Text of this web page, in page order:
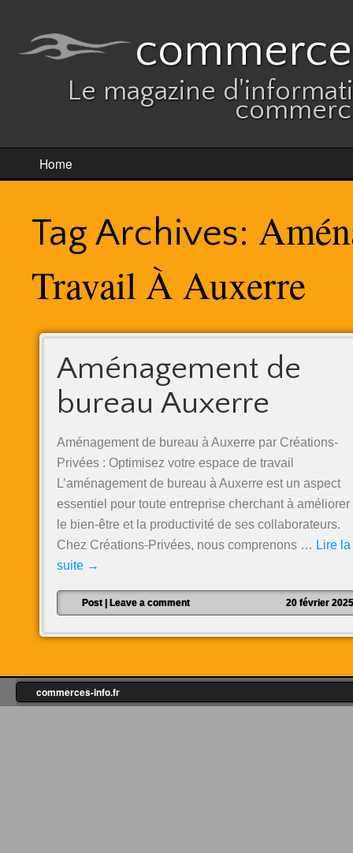
Le magazine
Home
Tag Archives:
Travail À Auxerre
Aménagement de
bureau Auxerre
Aménagement de bureau à Auxerre par Créations-
Privées : Optimisez votre espace de travail
L’aménagement de bureau à Auxerre est un aspect
essentiel pour toute entreprise cherchant à améliorer
le bien-être et la productivité de ses collaborateurs.
Chez Créations-Privées, nous comprenons … Lire la
suite →
Post Leave a comment 20 février 2025
commerces-info.fr